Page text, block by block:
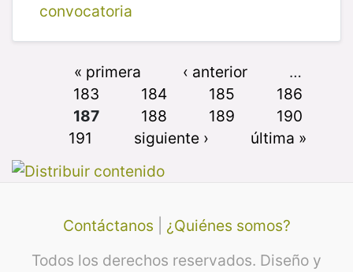
convocatoria
« primera ‹ anterior
…
183
184 185
186
187
188 189
190
191
siguiente › última »
Contáctanos
¿Quiénes somos?
Todos los derechos reservados. Diseño y